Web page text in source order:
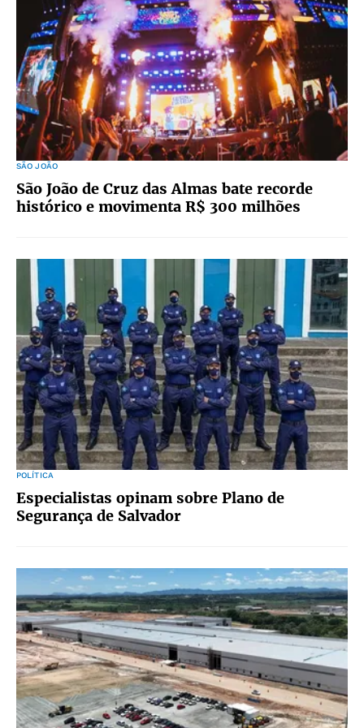
SÃO JOÃO
São João de Cruz das Almas bate recorde
histórico e movimenta R$ 300 milhões
POLÍTICA
Especialistas opinam sobre Plano de
Segurança de Salvador